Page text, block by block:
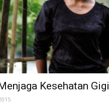
Kesehatan Gigi